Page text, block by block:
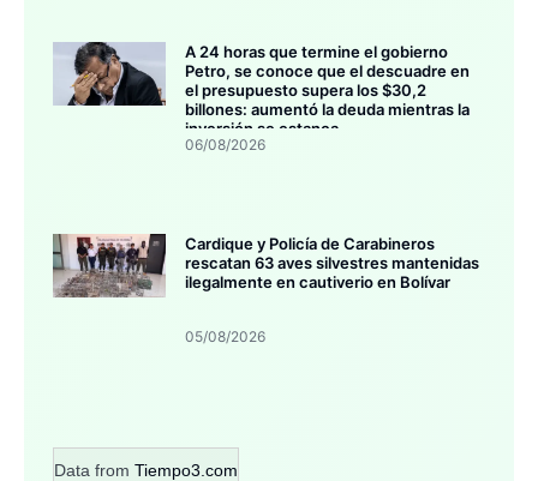
A 24 horas que termine el gobierno
Petro, se conoce que el descuadre en
el presupuesto supera los $30,2
billones: aumentó la deuda mientras la
inversión se estanca
06/08/2026
Cardique y Policía de Carabineros
rescatan 63 aves silvestres mantenidas
ilegalmente en cautiverio en Bolívar
05/08/2026
Data from Tiempo3.com